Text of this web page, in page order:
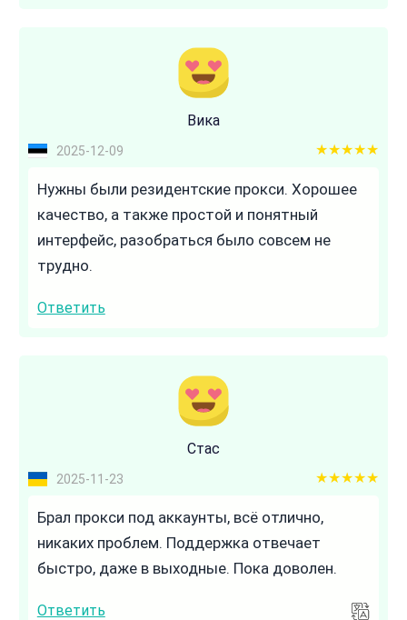
Вика
2025-12-09 5 out of 5
Нужны были резидентские прокси. Хорошее
качество, а также простой и понятный
интерфейс, разобраться было совсем не
трудно.
Ответить
Стас
2025-11-23 5 out of 5
Брал прокси под аккаунты, всё отлично,
никаких проблем. Поддержка отвечает
быстро, даже в выходные. Пока доволен.
Ответить